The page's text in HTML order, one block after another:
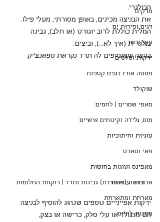
מרקים
דגים ופירות ים
עוף ובשר
ירקות וסלטים
פסטה אורז דגנים קטניות
שוקולד
מאפי שמרים | לחמים
מוס, גלידה וקינוחים אישיים
עוגיות וחיתוכיות
פאי וטארט
מאפינס ועוגות בחושות
ארוחות ערוכות
מארחת ומתארחת
מתנות לחיים
הבולגרי.
את הבניצה מכינים, באופן מסורתי, מעלי פילו.
המלית כוללת לרוב יוגורט (או חלב), גבינה
בולגרית (איך לא...), וביצים.
בניצה שמוסיפים לה תרד נקראת ספאנצ'יק.
בניצה (פשטידת) גבינות ותרד | רוקחת החלומות
ירקות אפיינייים נוספים שנהוג להוסיף לבניצה
הם מנגולד או עלי סלק, כרישה או בצק,